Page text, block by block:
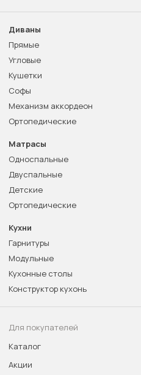
Диваны
Прямые
Угловые
Кушетки
Софы
Механизм аккордеон
Ортопедические
Матрасы
Односпальные
Двуспальные
Детские
Ортопедические
Кухни
Гарнитуры
Модульные
Кухонные столы
Конструктор кухонь
Для покупателей
Каталог
Акции